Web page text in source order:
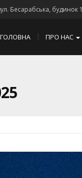
Бесарабська, будинок 1
ГОЛОВНА ПРО НАС